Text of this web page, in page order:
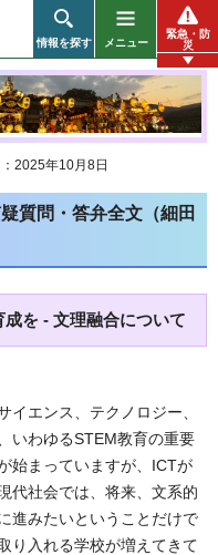
情報を探す メニュー
緊急・防
災
2025年10月8日
質問・答弁全文（細田
を - 文理融合について
エンス、テクノロジー、
いわゆるSTEM教育の重要
始まっていますが、ICTが
代社会では、将来、文系的
進みたいということだけで
り入れる学校が増えてきて